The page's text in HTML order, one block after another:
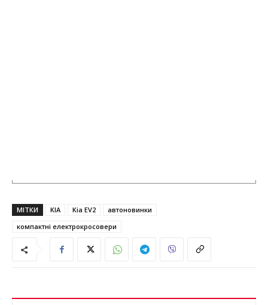
МІТКИ KIA Kia EV2
автоновинки
компактні електрокросовери